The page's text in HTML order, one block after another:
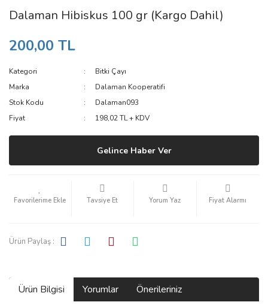
Dalaman Hibiskus 100 gr (Kargo Dahil)
200,00 TL
Kategori
Bitki Çayı
Marka
Dalaman Kooperatifi
Stok Kodu
Dalaman093
Fiyat
198,02 TL + KDV
Gelince Haber Ver
Tavsiye Et Yorum Yaz Fiyat Alarmı
Ürün Paylaş :
Ürün Bilgisi Yorumlar Önerileriniz